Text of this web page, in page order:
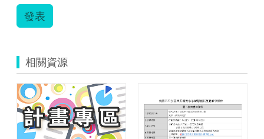
發表
相關資源